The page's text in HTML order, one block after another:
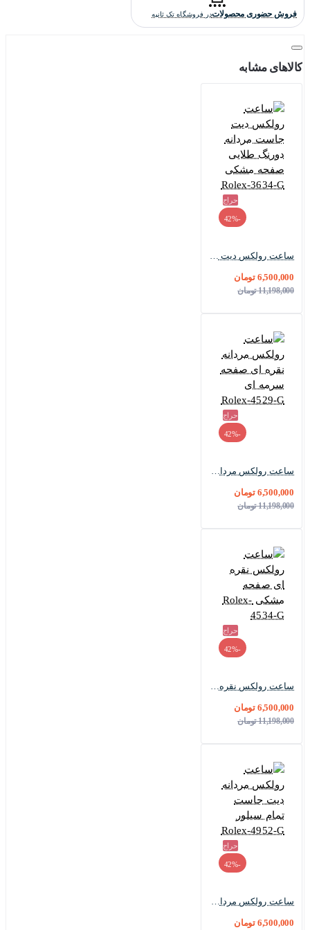
فروش حضوری محصولاتدر فروشگاه تک ثانیه
کالاهای مشابه
حراج
-42%
ساعت رولکس دیت جاست مردانه دورنگ طلایی صفحه مشکی Rolex-3634-G
6,500,000 تومان
11,198,000 تومان
حراج
-42%
ساعت رولکس مردانه نقره ای صفحه سرمه ای Rolex-4529-G
6,500,000 تومان
11,198,000 تومان
حراج
-42%
ساعت رولکس نقره ای صفحه مشکی Rolex-4534-G
6,500,000 تومان
11,198,000 تومان
حراج
-42%
ساعت رولکس مردانه دیت جاست تمام سیلور Rolex-4952-G
6,500,000 تومان